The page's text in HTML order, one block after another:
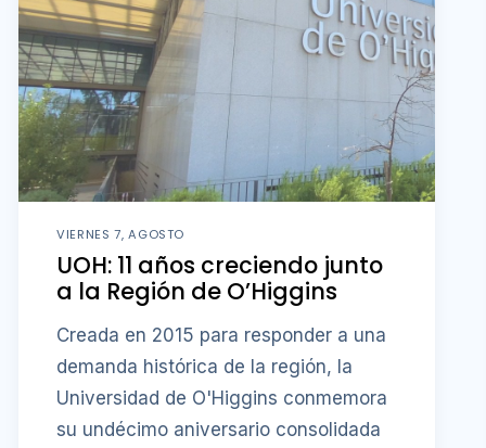
VIERNES 7, AGOSTO
UOH: 11 años creciendo junto
a la Región de O’Higgins
Creada en 2015 para responder a una
demanda histórica de la región, la
Universidad de O'Higgins conmemora
su undécimo aniversario consolidada